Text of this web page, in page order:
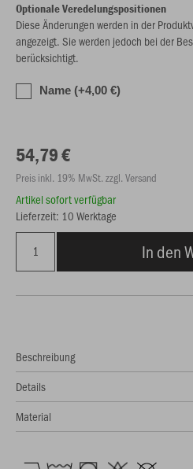
Optionale Veredelungspositionen
Diese Änderungen werden in der
angezeigt. Sie werden jedoch bei der
berücksichtigt.
Name (+4,00 €)
54,79 €
Preis inkl. 19% MwSt. zzgl. Versand
Artikel sofort verfügbar
Lieferzeit: 10 Werktage
In den
Beschreibung
Details
Material